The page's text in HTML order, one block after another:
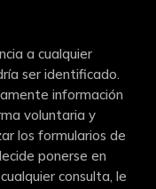
a cualquier
ser identificado.
información
voluntaria y
los formularios de
ponerse en
consulta, le